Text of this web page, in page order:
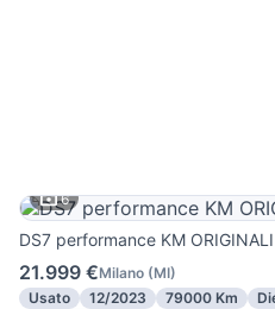
6
DS7 performance KM
21.999 €Milano (MI)
Usato
12/2023 79000 Km